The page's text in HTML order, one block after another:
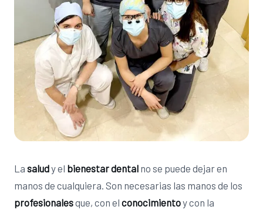
La saludy el bienestar dental no se puede dejar en
manos de cualquiera. Son necesarias las manos de los
profesionalesque, con el conocimientoy con la